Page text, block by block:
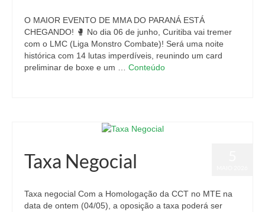
O MAIOR EVENTO DE MMA DO PARANÁ ESTÁ
CHEGANDO! 🥊 No dia 06 de junho, Curitiba vai tremer
com o LMC (Liga Monstro Combate)! Será uma noite
histórica com 14 lutas imperdíveis, reunindo um card
preliminar de boxe e um … Conteúdo
Taxa Negocial
Taxa negocial Com a Homologação da CCT no MTE na
data de ontem (04/05), a oposição a taxa poderá ser